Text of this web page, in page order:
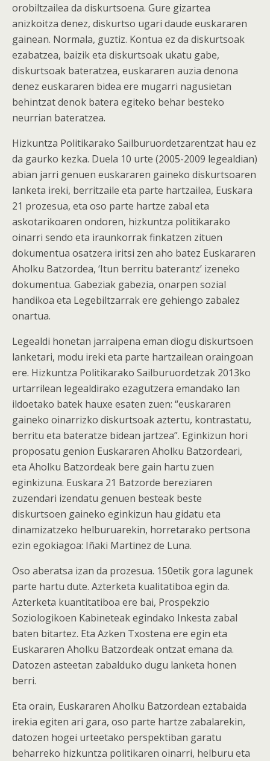
orobiltzailea da diskurtsoena. Gure gizartea
anizkoitza denez, diskurtso ugari daude euskararen
gainean. Normala, guztiz. Kontua ez da diskurtsoak
ezabatzea, baizik eta diskurtsoak ukatu gabe,
diskurtsoak bateratzea, euskararen auzia denona
denez euskararen bidea ere mugarri nagusietan
behintzat denok batera egiteko behar besteko
neurrian bateratzea.
Hizkuntza Politikarako Sailburuordetzarentzat hau ez
da gaurko kezka. Duela 10 urte (2005-2009 legealdian)
abian jarri genuen euskararen gaineko diskurtsoaren
lanketa ireki, berritzaile eta parte hartzailea, Euskara
21 prozesua, eta oso parte hartze zabal eta
askotarikoaren ondoren, hizkuntza politikarako
oinarri sendo eta iraunkorrak finkatzen zituen
dokumentua osatzera iritsi zen aho batez Euskararen
Aholku Batzordea, ‘Itun berritu baterantz’ izeneko
dokumentua. Gabeziak gabezia, onarpen sozial
handikoa eta Legebiltzarrak ere gehiengo zabalez
onartua.
Legealdi honetan jarraipena eman diogu diskurtsoen
lanketari, modu ireki eta parte hartzailean oraingoan
ere. Hizkuntza Politikarako Sailburuordetzak 2013ko
urtarrilean legealdirako ezagutzera emandako lan
ildoetako batek hauxe esaten zuen: “euskararen
gaineko oinarrizko diskurtsoak aztertu, kontrastatu,
berritu eta bateratze bidean jartzea”. Eginkizun hori
proposatu genion Euskararen Aholku Batzordeari,
eta Aholku Batzordeak bere gain hartu zuen
eginkizuna. Euskara 21 Batzorde bereziaren
zuzendari izendatu genuen besteak beste
diskurtsoen gaineko eginkizun hau gidatu eta
dinamizatzeko helburuarekin, horretarako pertsona
ezin egokiagoa: Iñaki Martinez de Luna.
Oso aberatsa izan da prozesua. 150etik gora lagunek
parte hartu dute. Azterketa kualitatiboa egin da.
Azterketa kuantitatiboa ere bai, Prospekzio
Soziologikoen Kabineteak egindako Inkesta zabal
baten bitartez. Eta Azken Txostena ere egin eta
Euskararen Aholku Batzordeak ontzat emana da.
Datozen asteetan zabalduko dugu lanketa honen
berri.
Eta orain, Euskararen Aholku Batzordean eztabaida
irekia egiten ari gara, oso parte hartze zabalarekin,
datozen hogei urteetako perspektiban garatu
beharreko hizkuntza politikaren oinarri, helburu eta